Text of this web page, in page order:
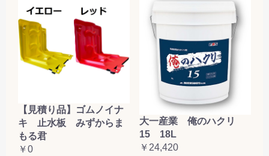
【見積り品】ゴムノイナ
キ 止水板 みずからま
もる君
￥0
大一産業 俺のハクリ
15 18L
￥24,420